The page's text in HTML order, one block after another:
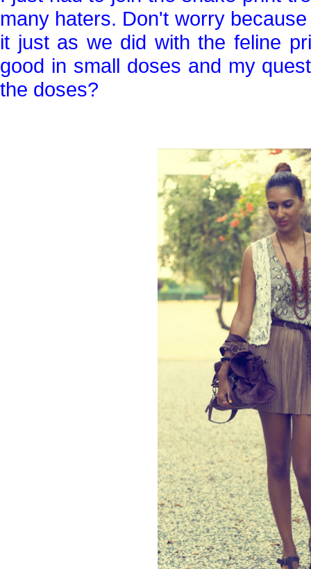
many haters. Don't worry
it just as we did with the feline
good in small doses and my
the doses?